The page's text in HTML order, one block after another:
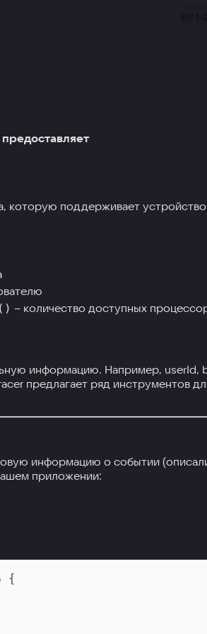
которую поддерживает устройство
– количество доступных
информацию. Например, userId,
предлагает ряд инструментов
информацию о событии
приложении:
{